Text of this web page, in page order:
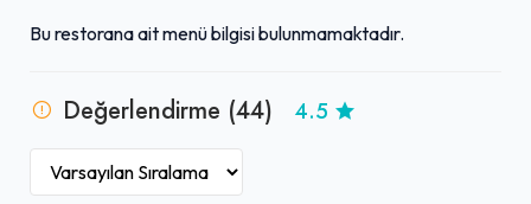
Bu restorana ait menü bilgisi bulunmamaktadır.
Değerlendirme (44) 4.5